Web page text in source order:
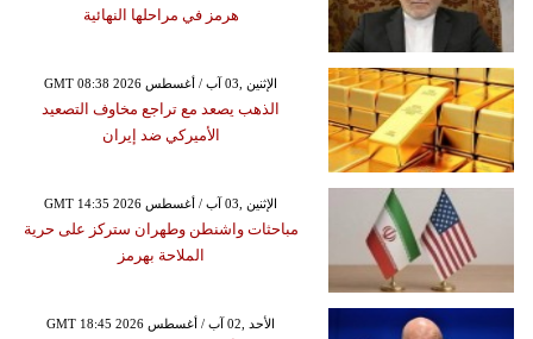
هرمز في مراحلها النهائية
GMT 08:38 2026 الإثنين ,03 آب / أغسطس
الذهب يصعد مع تراجع مخاوف التصعيد
الأميركي ضد إيران
GMT 14:35 2026 الإثنين ,03 آب / أغسطس
مباحثات واشنطن وطهران ستركز على حرية
الملاحة بهرمز
GMT 18:45 2026 الأحد ,02 آب / أغسطس